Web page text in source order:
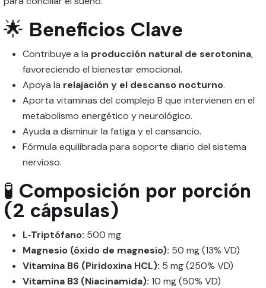
🌟 Beneficios Clave
Contribuye a la producción natural de serotonina,
favoreciendo el bienestar emocional.
Apoya la relajación y el descanso nocturno.
Aporta vitaminas del complejo B que intervienen en el
metabolismo energético y neurológico.
Ayuda a disminuir la fatiga y el cansancio.
Fórmula equilibrada para soporte diario del sistema
nervioso.
🧪 Composición por porción
(2 cápsulas)
L‑Triptófano: 500 mg
Magnesio (óxido de magnesio): 50 mg (13% VD)
Vitamina B6 (Piridoxina HCL): 5 mg (250% VD)
Vitamina B3 (Niacinamida): 10 mg (50% VD)